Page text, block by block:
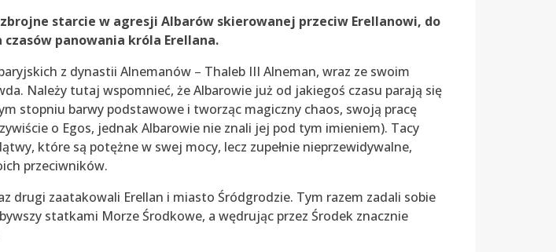
starcie w agresji Albarów skierowanej przeciw Erellanowi, do
czasów panowania króla Erellana.
z dynastii Alnemanów – Thaleb III Alneman, wraz ze swoim
Należy tutaj wspomnieć, że Albarowie już od jakiegoś czasu parają się
stopniu barwy podstawowe i tworząc magiczny chaos, swoją pracę
o Egos, jednak Albarowie nie znali jej pod tym imieniem). Tacy
które są potężne w swej mocy, lecz zupełnie nieprzewidywalne,
przeciwników.
drugi zaatakowali Erellan i miasto Śródgrodzie. Tym razem zadali sobie
statkami Morze Środkowe, a wędrując przez Środek znacznie